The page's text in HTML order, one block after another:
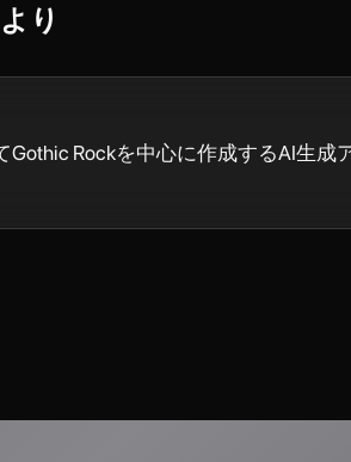
より
Gothic Rockを中心に作成するAI生成